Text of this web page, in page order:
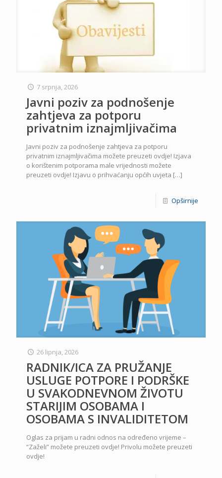
7 srpnja, 2026
Javni poziv za podnošenje
zahtjeva za potporu
privatnim iznajmljivačima
Javni poziv za podnošenje zahtjeva za potporu
privatnim iznajmljivačima možete preuzeti ovdje! Izjava
o korištenim potporama male vrijednosti možete
preuzeti ovdje! Izjavu o prihvaćanju općih uvjeta […]
Opširnije
26 lipnja, 2026
RADNIK/ICA ZA PRUŽANJE
USLUGE POTPORE I PODRŠKE
U SVAKODNEVNOM ŽIVOTU
STARIJIM OSOBAMA I
OSOBAMA S INVALIDITETOM
Oglas za prijam u radni odnos na određeno vrijeme –
“Zaželi” možete preuzeti ovdje! Privolu možete preuzeti
ovdje!